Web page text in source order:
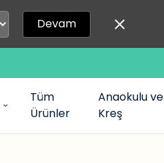
Devam
Tüm
Ürünler
Anaokulu ve
Kreş